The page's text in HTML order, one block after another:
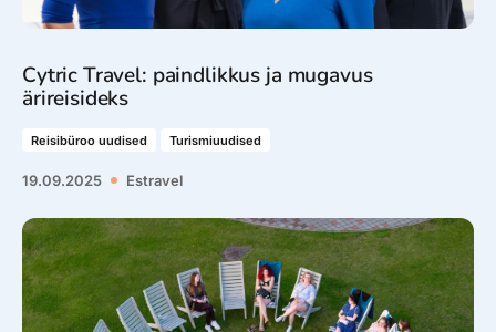
Cytric Travel: paindlikkus ja mugavus
ärireisideks
Reisibüroo uudised Turismiuudised
19.09.2025 Estravel